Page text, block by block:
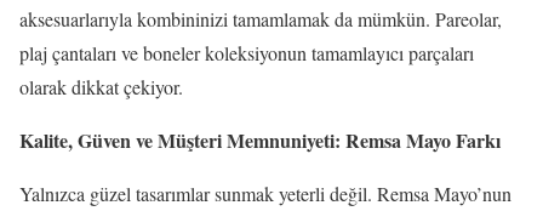
aksesuarlarıyla kombininizi tamamlamak da mümkün. Pareolar,
plaj çantaları ve boneler koleksiyonun tamamlayıcı parçaları
olarak dikkat çekiyor.
Kalite, Güven ve Müşteri Memnuniyeti: Remsa Mayo Farkı
Yalnızca güzel tasarımlar sunmak yeterli değil. Remsa Mayo’nun